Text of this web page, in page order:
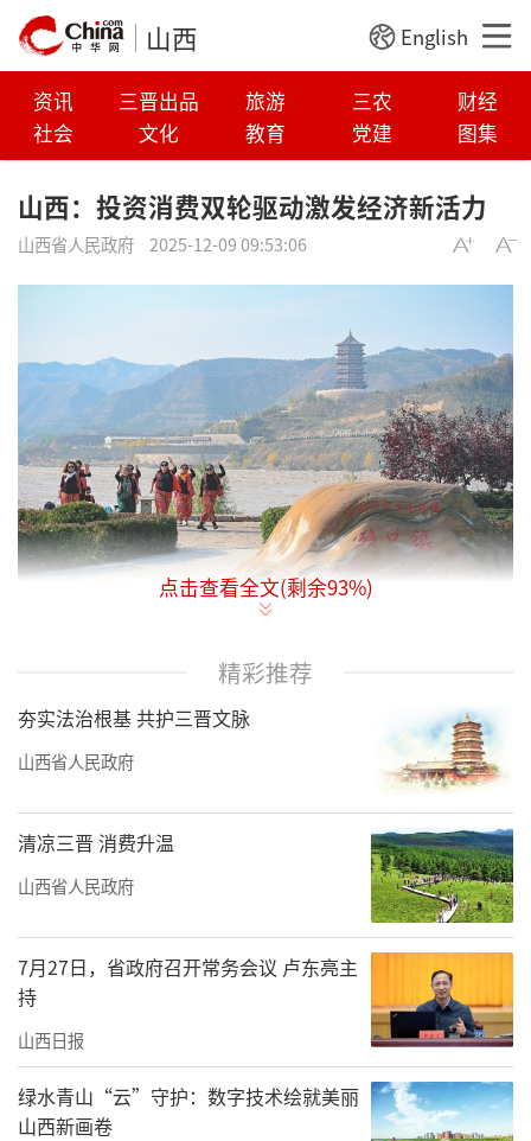
山西 English
资讯 三晋出品 旅游 三农
财经
社会
文化 教育 党建 图集
山西：投资消费双轮驱动激发经济新活力
山西省人民政府 2025-12-09 09:53:06
亮亮摄）
初冬时节，雄忻高铁控制性工程滹沱河特
大桥施工现场，工人们正在-10℃的寒风中浇筑
最后一段连续梁，为这条连接山西与河北
的“新动脉”挥洒汗水。
而在不久前落幕的“山西老字号嘉年
华”活动现场，平遥牛肉、太谷饼等百年老字
号摊位前排起长龙，活动单日销售额突破千万
元。
这些热气腾腾的场景，生动诠释着“十四
五”期间我省扩内需战略带来的勃勃生机。
点击查看全文(剩余93%)
精彩推荐
夯实法治根基 共护三晋文脉
山西省人民政府
清凉三晋 消费升温
山西省人民政府
7月27日，省政府召开常务会议 卢东亮主
持
山西日报
绿水青山“云”守护：数字技术绘就美丽
山西新画卷